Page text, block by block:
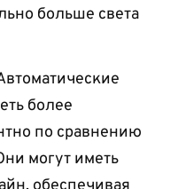
больше света
более
по сравнению
могут иметь